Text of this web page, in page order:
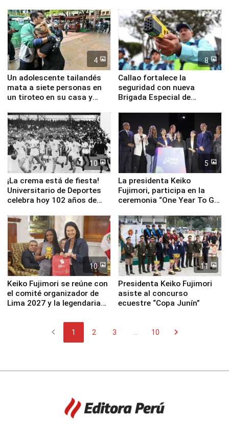
4
Un adolescente tailandés
mata a siete personas en
un tiroteo en su casa y
8
Callao fortalece la
seguridad con nueva
Brigada Especial de
equipamiento para
Serenazgo
10
¡La crema está de fiesta!
Universitario de Deportes
celebra hoy 102 años de
5
La presidenta Keiko
Fujimori, participa en la
ceremonia “One Year To Go
10
Keiko Fujimori se reúne con
el comité organizador de
Lima 2027 y la legendaria
11
Presidenta Keiko Fujimori
asiste al concurso
ecuestre “Copa Junín”
chevron_left 1 2 3 10 chevron_right